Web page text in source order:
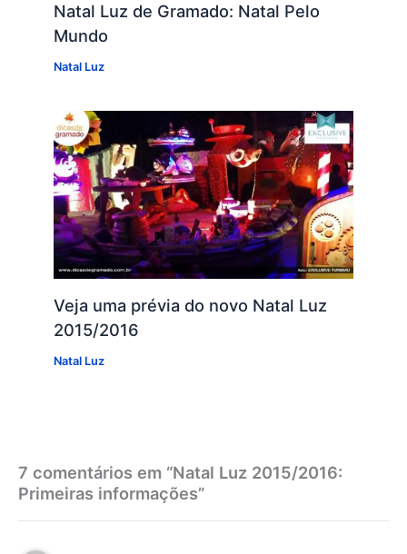
Natal Luz de Gramado: Natal Pelo
Mundo
Natal Luz
Veja uma prévia do novo Natal Luz
2015/2016
Natal Luz
7 comentários em “Natal Luz 2015/2016:
Primeiras informações”